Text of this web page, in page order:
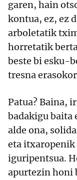
garen, hain
kontua, ez, ez
arboletatik
horretatik
beste bi esku-
tresna
Patua? Baina,
badakigu baita
alde ona,
eta itxaropenik
iguripentsua.
apurtezin honi